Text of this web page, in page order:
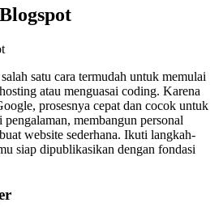
satu cara termudah untuk memulai
atau menguasai coding. Karena
prosesnya cepat dan cocok untuk
membangun personal
website sederhana. Ikuti langkah-
siap dipublikasikan dengan fondasi